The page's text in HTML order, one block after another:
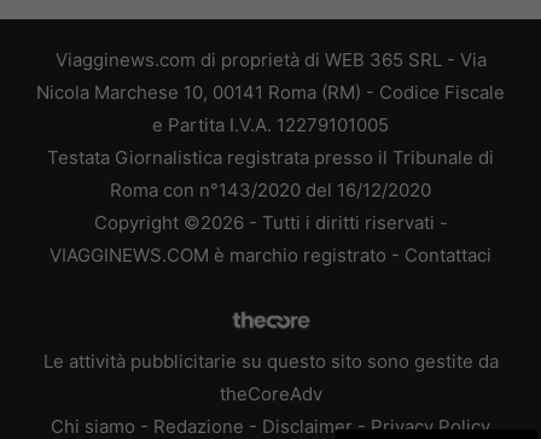
Viagginews.com di proprietà di WEB 365 SRL - Via
Nicola Marchese 10, 00141 Roma (RM) - Codice Fiscale
e Partita I.V.A. 12279101005
Testata Giornalistica registrata presso il Tribunale di
Roma con n°143/2020 del 16/12/2020
Copyright ©2026 - Tutti i diritti riservati -
VIAGGINEWS.COM è marchio registrato - Contattaci
Le attività pubblicitarie su questo sito sono gestite da
theCoreAdv
Chi siamo - Redazione - Disclaimer - Privacy Policy